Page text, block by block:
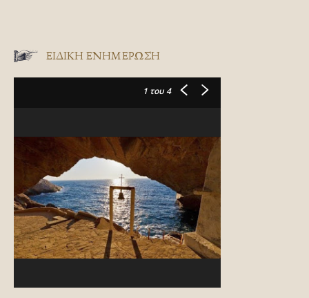
ΕΙΔΙΚΉ ΕΝΗΜΈΡΩΣΗ
1 του 4